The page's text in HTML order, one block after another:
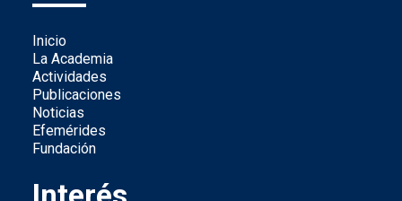
Inicio
La Academia
Actividades
Publicaciones
Noticias
Efemérides
Fundación